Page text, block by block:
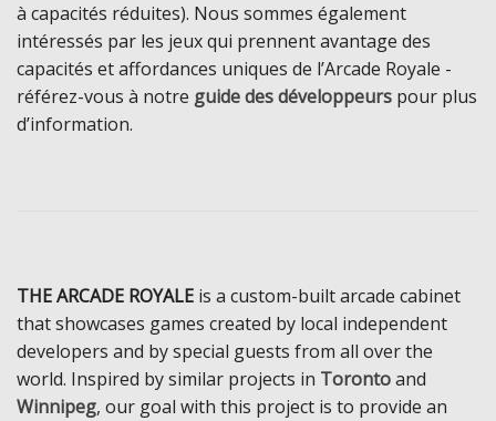
à capacités réduites). Nous sommes également
intéressés par les jeux qui prennent avantage des
capacités et affordances uniques de l’Arcade Royale -
référez-vous à notre guide des développeurs pour plus
d’information.
THE ARCADE ROYALE is a custom-built arcade cabinet
that showcases games created by local independent
developers and by special guests from all over the
world. Inspired by similar projects in Torontoand
Winnipeg, our goal with this project is to provide an